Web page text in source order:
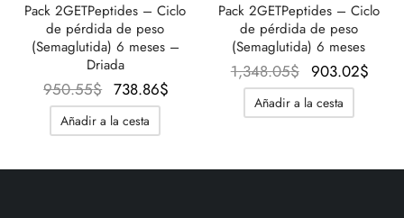
Pack 2GETPeptides – Ciclo
de pérdida de peso
(Semaglutida) 6 meses –
Driada
950.55$ El precio
original
era:
738.86$
Añadir a la cesta
Pack 2GETPeptides – Ciclo
de pérdida de peso
(Semaglutida) 6 meses
1,348.05$
El precio
original
era:
903.02$
Añadir a la cesta